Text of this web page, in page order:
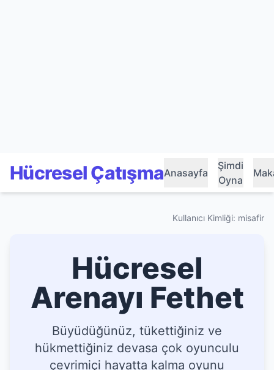
Hücresel ÇatışmaAnasayfa
Şimdi
Oyna
Kullanıcı Kimliği: misafir
Hücresel
Arenayı Fethet
Büyüdüğünüz, tükettiğiniz ve
hükmettiğiniz devasa çok oyunculu
çevrimiçi hayatta kalma oyunu